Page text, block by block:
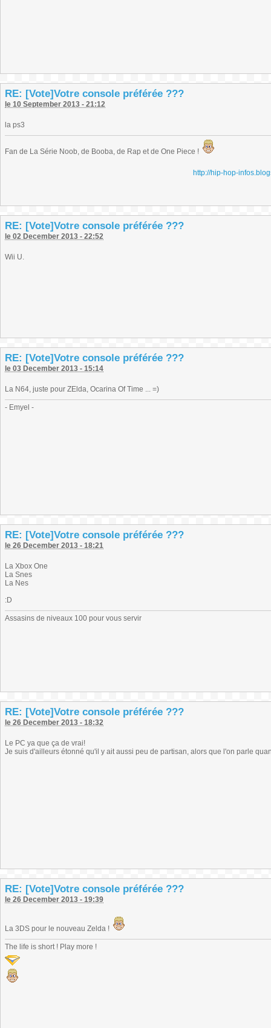
RE: [Vote]Votre console préférée ???
le 10 September 2013 - 21:12
la ps3
Fan de La Série Noob, de Booba, de Rap et de One Piece !
http://hip-hop-
RE: [Vote]Votre console préférée ???
le 02 December 2013 - 22:52
Wii U.
RE: [Vote]Votre console préférée ???
le 03 December 2013 - 15:14
La N64, juste pour ZElda, Ocarina Of Time ... =)
- Emyel -
RE: [Vote]Votre console préférée ???
le 26 December 2013 - 18:21
La Xbox One
La Snes
La Nes
:D
Assasins de niveaux 100 pour vous servir
RE: [Vote]Votre console préférée ???
le 26 December 2013 - 18:32
Le PC ya que ça de vrai!
Je suis d'ailleurs étonné qu'il y ait aussi peu de partisan, alors que l'on parle
RE: [Vote]Votre console préférée ???
le 26 December 2013 - 19:39
La 3DS pour le nouveau Zelda !
The life is short ! Play more !